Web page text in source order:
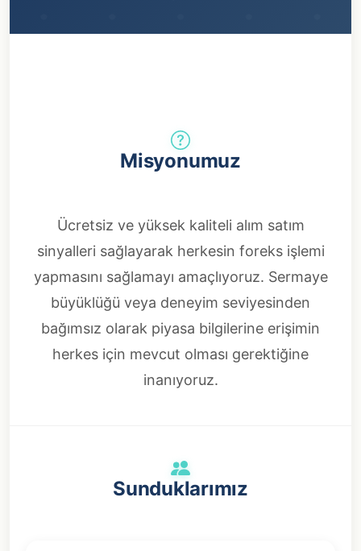
Misyonumuz
Ücretsiz ve yüksek kaliteli alım satım
sinyalleri sağlayarak herkesin foreks işlemi
yapmasını sağlamayı amaçlıyoruz. Sermaye
büyüklüğü veya deneyim seviyesinden
bağımsız olarak piyasa bilgilerine erişimin
herkes için mevcut olması gerektiğine
inanıyoruz.
Sunduklarımız